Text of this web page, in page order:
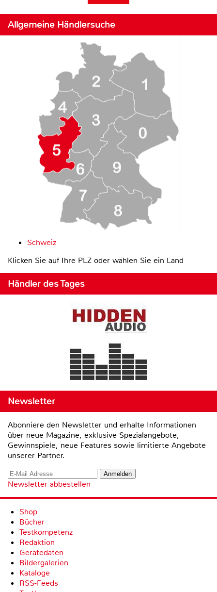
Allgemeine Händlersuche
Schweiz
Klicken Sie auf Ihre PLZ oder wählen Sie ein Land
Händler des Tages
Newsletter
Abonniere den Newsletter und erhalte Informationen
über neue Magazine, exklusive Spezialangebote,
Gewinnspiele, neue Features sowie limitierte Angebote
unserer Partner.
Newsletter abbestellen
Shop
Bücher
Testkompetenz
Redaktion
Gerätedaten
Bildergalerien
Kataloge
RSS-Feeds